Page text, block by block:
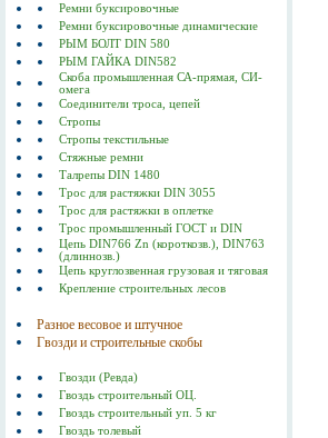
Ремни буксировочные
Ремни буксировочные динамические
РЫМ БОЛТ DIN 580
РЫМ ГАЙКА DIN582
Скоба промышленная СА-прямая, СИ-
омега
Соединители троса, цепей
Стропы
Стропы текстильные
Стяжные ремни
Талрепы DIN 1480
Трос для растяжки DIN 3055
Трос для растяжки в оплетке
Трос промышленный ГОСТ и DIN
Цепь DIN766 Zn (короткозв.), DIN763
(длиннозв.)
Цепь круглозвенная грузовая и тяговая
Крепление строительных лесов
Разное весовое и штучное
Гвозди и строительные скобы
Гвозди (Ревда)
Гвоздь строительный ОЦ.
Гвоздь строительный уп. 5 кг
Гвоздь толевый